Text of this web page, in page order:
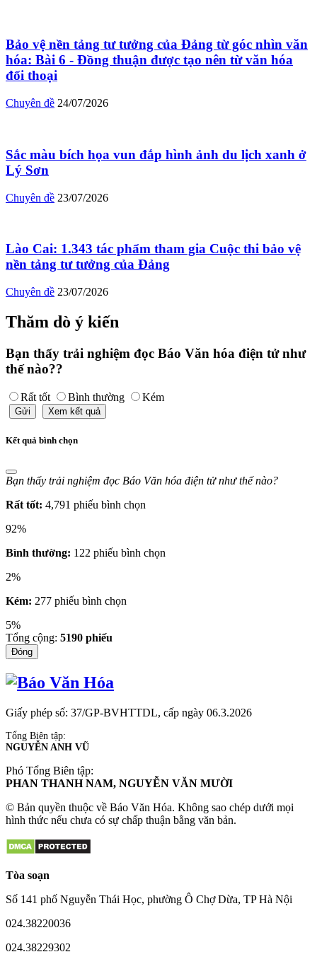
Bảo vệ nền tảng tư tưởng của Đảng từ góc nhìn văn
hóa: Bài 6 - Đồng thuận được tạo nên từ văn hóa
đối thoại
Chuyên đề 24/07/2026
Sắc màu bích họa vun đắp hình ảnh du lịch xanh ở
Lý Sơn
Chuyên đề 23/07/2026
Lào Cai: 1.343 tác phẩm tham gia Cuộc thi bảo vệ
nền tảng tư tưởng của Đảng
Chuyên đề 23/07/2026
Thăm dò ý kiến
Bạn thấy trải nghiệm đọc Báo Văn hóa điện tử như
thế nào??
Rất tốt Bình thường Kém
Gửi Xem kết quả
Kết quả bình chọn
Bạn thấy trải nghiệm đọc Báo Văn hóa điện tử như thế nào?
Rất tốt: 4,791 phiếu bình chọn
92%
Bình thường: 122 phiếu bình chọn
2%
Kém: 277 phiếu bình chọn
5%
Tổng cộng: 5190 phiếu
Đóng
Giấy phép số: 37/GP-BVHTTDL, cấp ngày 06.3.2026
Tổng Biên tập:
NGUYỄN ANH VŨ
Phó Tổng Biên tập:
PHAN THANH NAM, NGUYỄN VĂN MƯỜI
© Bản quyền thuộc về Báo Văn Hóa. Không sao chép dưới mọi
hình thức nếu chưa có sự chấp thuận bằng văn bản.
Tòa soạn
Số 141 phố Nguyễn Thái Học, phường Ô Chợ Dừa, TP Hà Nội
024.38220036
024.38229302